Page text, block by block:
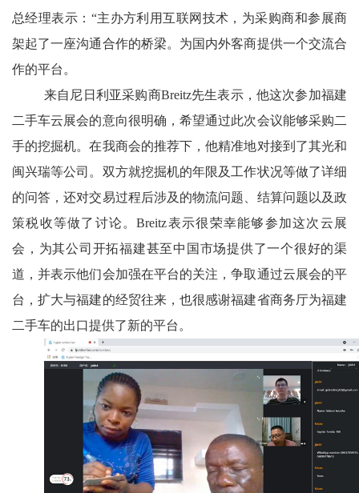
总经理表示： “主办方利用互联网技术，为采购商和参展商
架起了一座沟通合作的桥梁。为国内外客商提供一个交流合
作的平台。
来自尼日利亚采购商Breitz先生表示，他这次参加福建
二手车云展会的意向很明确 ，希望通过此次会议能够采购二
手的挖掘机。在我商会的推荐下，他精准地对接到了其光和
闽兴瑞等公司。双方就挖掘机的年限及工作状况等做了详细
的问答，还对交易过程后涉及的物流问题、结算问题以及政
策税收等做了讨论。Breitz表示很荣幸能够参加这次云展
会，为其公司开拓福建甚至中国市场提供了一个很好的渠
道，并表示他们会加强在平台的关注，争取通过云展会的平
台，扩大与福建的经贸往来，也很感谢福建省商务厅为福建
二手车的出口提供了新的平台。